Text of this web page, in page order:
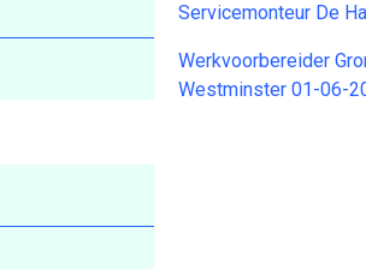
Servicemonteur De
Werkvoorbereider
Westminster 01-06-